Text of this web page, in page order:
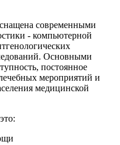
современными
- компьютерной
Основными
постоянное
мероприятий и
медицинской